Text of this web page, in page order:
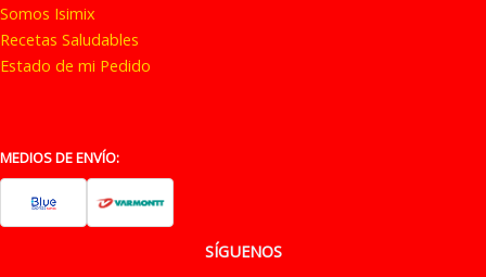
Somos Isimix
Recetas Saludables
Estado de mi Pedido
MEDIOS DE ENVÍO:
SÍGUENOS